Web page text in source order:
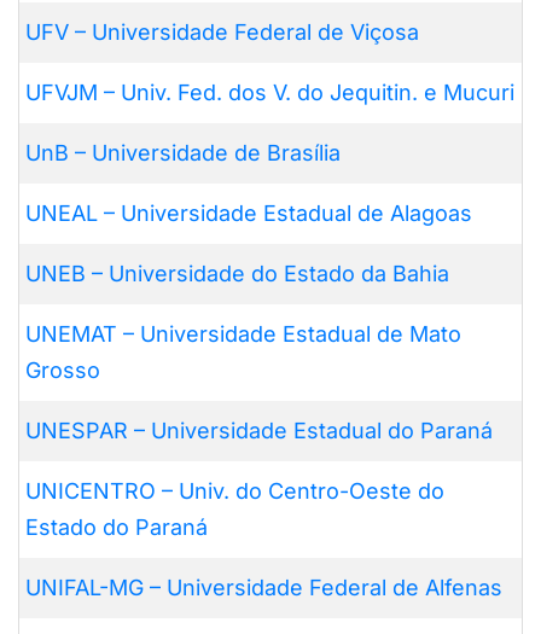
UFV – Universidade Federal de Viçosa
UFVJM – Univ. Fed. dos V. do Jequitin. e Mucuri
UnB – Universidade de Brasília
UNEAL – Universidade Estadual de Alagoas
UNEB – Universidade do Estado da Bahia
UNEMAT – Universidade Estadual de Mato
Grosso
UNESPAR – Universidade Estadual do Paraná
UNICENTRO – Univ. do Centro-Oeste do
Estado do Paraná
UNIFAL-MG – Universidade Federal de Alfenas